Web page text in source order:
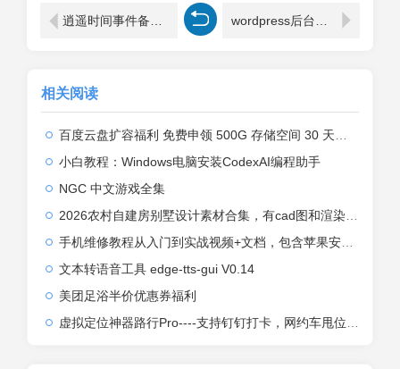
逍遥时间事件备忘提醒器 wordpress后台安全加固及登录发送邮件提醒代码 php版
相关阅读
百度云盘扩容福利 免费申领 500G 存储空间 30 天限时生效 领取方法
小白教程：Windows电脑安装CodexAI编程助手
NGC 中文游戏全集
2026农村自建房别墅设计素材合集，有cad图和渲染效果图
手机维修教程从入门到实战视频+文档，包含苹果安装系列
文本转语音工具 edge-tts-gui V0.14
美团足浴半价优惠券福利
虚拟定位神器路行Pro----支持钉钉打卡，网约车甩位，外卖骑手甩位